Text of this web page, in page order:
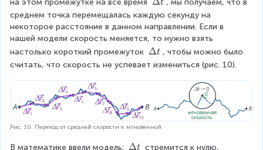
r
a
c
{
el
t
{
\
el
t
a
t
}
D
el
t
a
t
среднем точка перемещалась каждую секунду на
некоторое расстояние в данном направлении. Если в
нашей модели скорость меняется, то нужно взять
настолько короткий промежуток \
D
t
Δt , чтобы можно было
считать, что скорость не успевает измениться (рис. 10).
Рис. 10. Переход от средней скорости к мгновенной
В математике ввели модель: \
Δt стремится к нулю,